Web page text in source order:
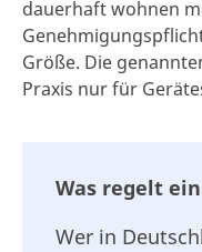
dauerhaft wohnen
Größe. Die
Praxis nur für
Was regelt
Wer in